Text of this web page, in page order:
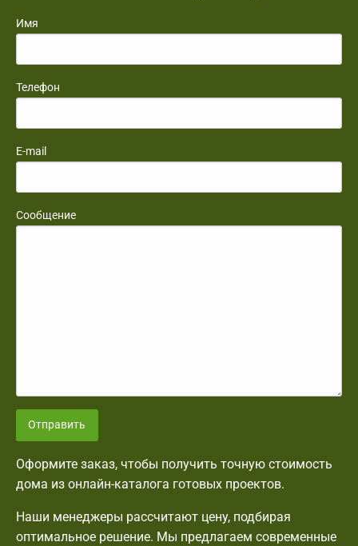
Имя
Телефон
E-mail
Сообщение
Отправить
Оформите заказ, чтобы получить точную стоимость
дома из онлайн-каталога готовых проектов.
Наши менеджеры рассчитают цену, подбирая
оптимальное решение. Мы предлагаем современные